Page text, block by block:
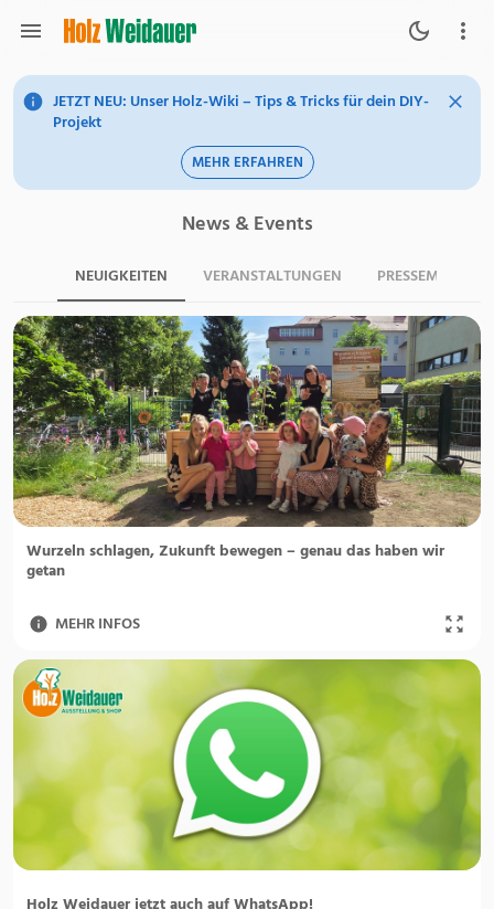
JETZT NEU: Unser Holz-Wiki – Tips & Tricks für dein DIY-
Projekt
MEHR ERFAHREN
News & Events
NEUIGKEITEN VERANSTALTUNGEN
Wurzeln schlagen, Zukunft bewegen – genau das haben wir
getan
MEHR INFOS
Holz Weidauer jetzt auch auf WhatsApp!